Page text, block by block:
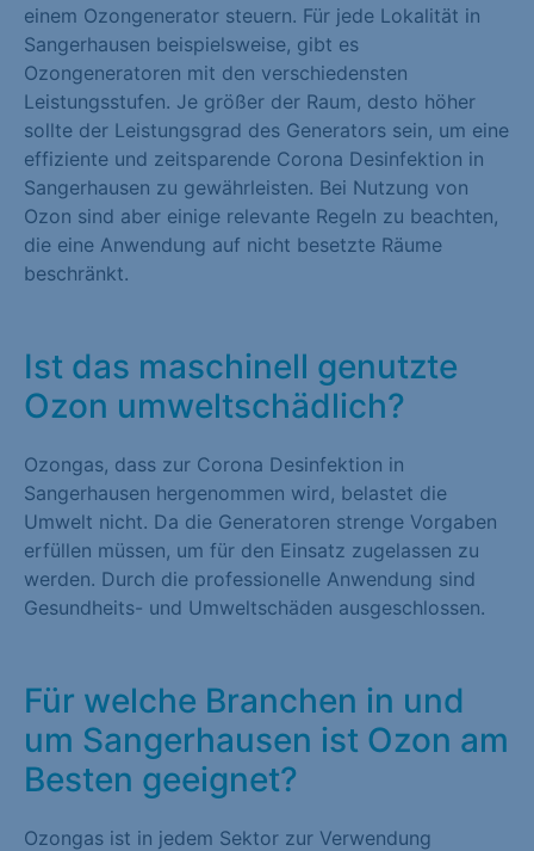
einem Ozongenerator steuern. Für jede Lokalität in
Sangerhausen beispielsweise, gibt es
Ozongeneratoren mit den verschiedensten
Leistungsstufen. Je größer der Raum, desto höher
sollte der Leistungsgrad des Generators sein, um eine
effiziente und zeitsparende Corona Desinfektion in
Sangerhausen zu gewährleisten. Bei Nutzung von
Ozon sind aber einige relevante Regeln zu beachten,
die eine Anwendung auf nicht besetzte Räume
beschränkt.
Ist das maschinell genutzte
Ozon umweltschädlich?
Ozongas, dass zur Corona Desinfektion in
Sangerhausen hergenommen wird, belastet die
Umwelt nicht. Da die Generatoren strenge Vorgaben
erfüllen müssen, um für den Einsatz zugelassen zu
werden. Durch die professionelle Anwendung sind
Gesundheits- und Umweltschäden ausgeschlossen.
Für welche Branchen in und
um Sangerhausen ist Ozon am
Besten geeignet?
Ozongas ist in jedem Sektor zur Verwendung